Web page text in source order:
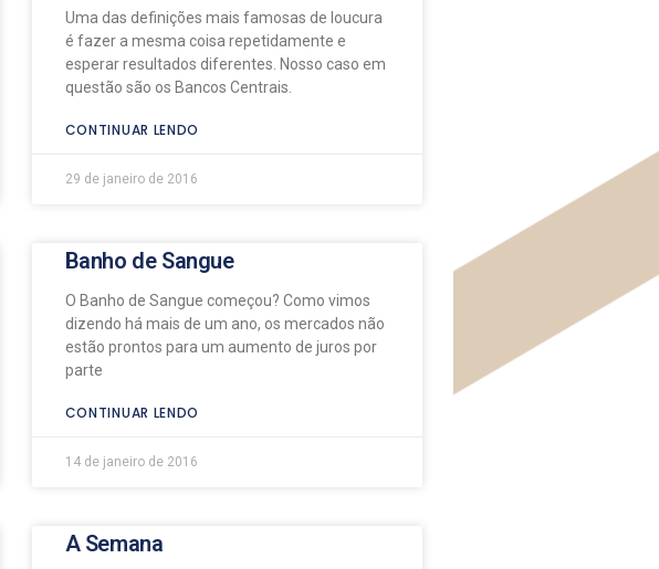
Uma das definições mais famosas de loucura
é fazer a mesma coisa repetidamente e
esperar resultados diferentes. Nosso caso em
questão são os Bancos Centrais.
CONTINUAR LENDO
29 de janeiro de 2016
Banho de Sangue
O Banho de Sangue começou? Como vimos
dizendo há mais de um ano, os mercados não
estão prontos para um aumento de juros por
parte
CONTINUAR LENDO
14 de janeiro de 2016
A Semana